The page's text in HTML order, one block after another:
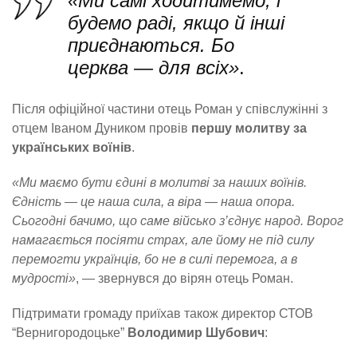
будемо раді, якщо й інші
приєднаються. Бо
церква — для всіх».
Після офіційної частини отець Роман у співслужінні з
отцем Іваном Дуником провів першу молитву за
українських воїнів.
«Ми маємо бути єдині в молитві за наших воїнів.
Єдність — це наша сила, а віра — наша опора.
Сьогодні бачимо, що саме військо з’єднує народ. Ворог
намагається посіяти страх, але йому не під силу
перемогти українців, бо не в силі перемога, а в
мудрості», — звернувся до вірян отець Роман.
Підтримати громаду приїхав також директор СТОВ
“Вернигородоцьке” Володимир Шубович: